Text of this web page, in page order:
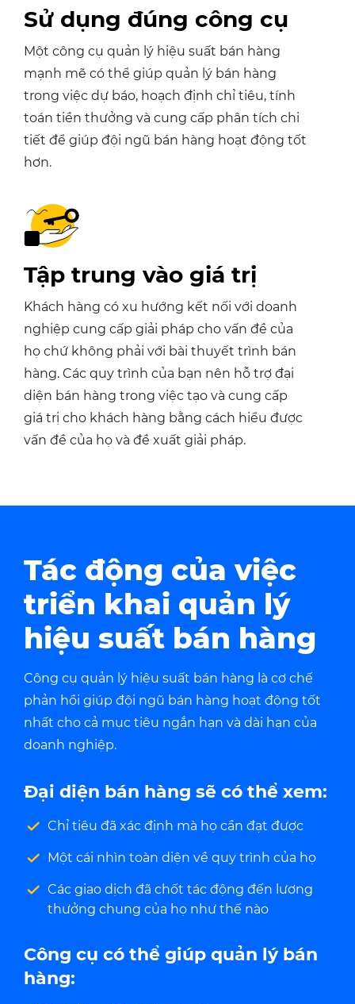
Sử dụng đúng công cụ
Một công cụ quản lý hiệu suất bán hàng
mạnh mẽ có thể giúp quản lý bán hàng
trong việc dự báo, hoạch định chỉ tiêu, tính
toán tiền thưởng và cung cấp phân tích chi
tiết để giúp đội ngũ bán hàng hoạt động tốt
hơn.
Tập trung vào giá trị
Khách hàng có xu hướng kết nối với doanh
nghiệp cung cấp giải pháp cho vấn đề của
họ chứ không phải với bài thuyết trình bán
hàng. Các quy trình của bạn nên hỗ trợ đại
diện bán hàng trong việc tạo và cung cấp
giá trị cho khách hàng bằng cách hiểu được
vấn đề của họ và đề xuất giải pháp.
Tác động của việc
triển khai quản lý
hiệu suất bán hàng
Công cụ quản lý hiệu suất bán hàng là cơ chế
phản hồi giúp đội ngũ bán hàng hoạt động tốt
nhất cho cả mục tiêu ngắn hạn và dài hạn của
doanh nghiệp.
Đại diện bán hàng sẽ có thể xem:
Chỉ tiêu đã xác định mà họ cần đạt được
Một cái nhìn toàn diện về quy trình của họ
Các giao dịch đã chốt tác động đến lương
thưởng chung của họ như thế nào
Công cụ có thể giúp quản lý bán
hàng: